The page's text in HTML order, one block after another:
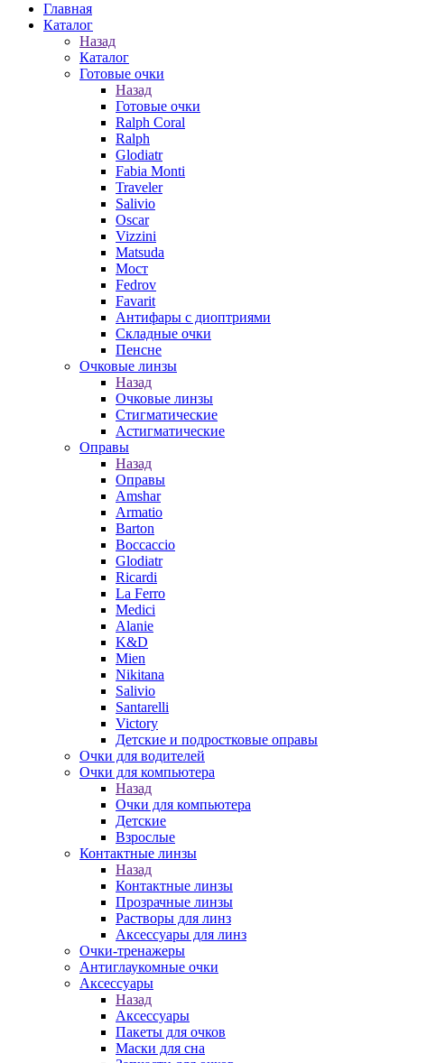
Главная
Каталог
Назад
Каталог
Готовые очки
Назад
Готовые очки
Ralph Coral
Ralph
Glodiatr
Fabia Monti
Traveler
Salivio
Oscar
Vizzini
Matsuda
Мост
Fedrov
Favarit
Антифары с диоптриями
Складные очки
Пенсне
Очковые линзы
Назад
Очковые линзы
Стигматические
Астигматические
Оправы
Назад
Оправы
Amshar
Armatio
Barton
Boccaccio
Glodiatr
Ricardi
La Ferro
Medici
Alanie
K&D
Mien
Nikitana
Salivio
Santarelli
Victory
Детские и подростковые оправы
Очки для водителей
Очки для компьютера
Назад
Очки для компьютера
Детские
Взрослые
Контактные линзы
Назад
Контактные линзы
Прозрачные линзы
Растворы для линз
Аксессуары для линз
Очки-тренажеры
Антиглаукомные очки
Аксессуары
Назад
Аксессуары
Пакеты для очков
Маски для сна